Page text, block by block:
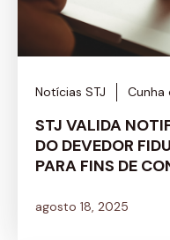
Notícias STJ Cunha
STJ VALIDA
DO DEVEDOR
PARA FINS DE
agosto 18, 2025